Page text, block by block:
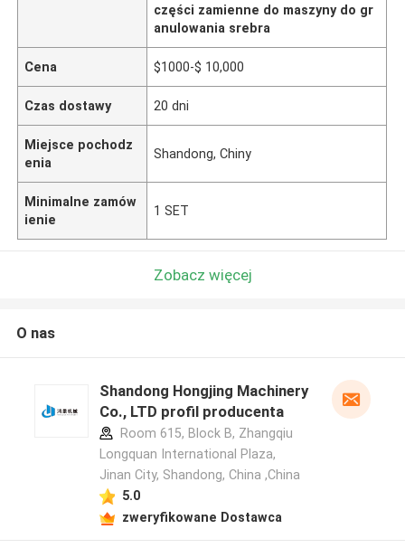
części zamienne do maszyny do gr
anulowania srebra
Cena $1000-$ 10,000
Czas dostawy 20 dni
Miejsce pochodz
enia
Shandong, Chiny
Minimalne zamów
ienie
1 SET
Zobacz więcej
O nas
Shandong Hongjing Machinery
Co., LTD profil producenta
Room 615, Block B, Zhangqiu
Longquan International Plaza,
Jinan City, Shandong, China ,China
5.0
zweryfikowane Dostawca